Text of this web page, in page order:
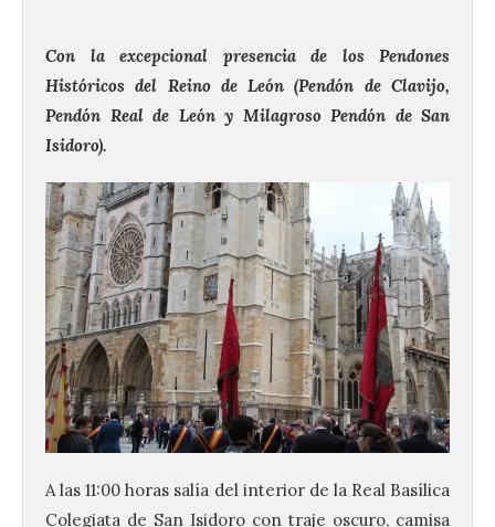
Con la excepcional presencia de los Pendones
Históricos del Reino de León (Pendón de Clavijo,
Pendón Real de León y Milagroso Pendón de San
Isidoro).
A las 11:00 horas salía del interior de la Real Basílica
Colegiata de San Isidoro con traje oscuro, camisa